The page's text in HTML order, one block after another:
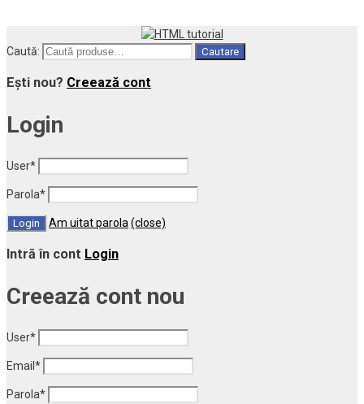
Caută: Cautare
Ești nou? Creează cont
Login
User*
Parola*
Am uitat parola (close)
Intră în cont Login
Creează cont nou
User*
Email *
Parola*